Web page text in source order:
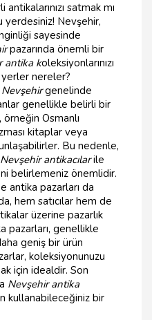
satmak mı
yerdesiniz! Nevşehir,
sayesinde
pazarında önemli bir
antika koleksiyonlarınızı
nereler?
genelinde
genellikle belirli bir
örneğin Osmanlı
kitaplar veya
Bu nedenle,
Nevşehir antikacılarile
belirlemeniz önemlidir.
antika pazarları da
hem satıcılar hem de
üzerine pazarlık
pazarları, genellikle
geniş bir ürün
koleksiyonunuzu
için idealdir. Son
Nevşehir antika
kullanabileceğiniz bir